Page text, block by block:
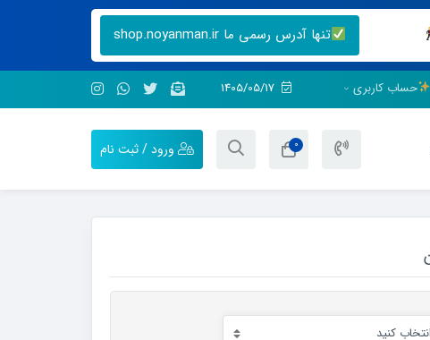
تنها آدرس رسمی ما shop.noyanman.ir
حساب کاربری
ورود / ثبت نام 0